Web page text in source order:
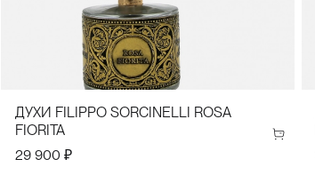
ДУХИ FILIPPO SORCINELLI ROSA
FIORITA
29 900 ₽